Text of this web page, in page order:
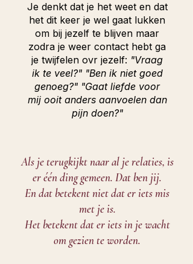
Je denkt dat je het weet en dat
het dit keer je wel gaat lukken
om bij jezelf te blijven maar
zodra je weer contact hebt ga
je twijfelen ovr jezelf: "Vraag
ik te veel?" "Ben ik niet goed
genoeg?" "Gaat liefde voor
mij ooit anders aanvoelen dan
pijn doen?"
Als je terugkijkt naar al je relaties, is
er één ding gemeen. Dat ben jij.
En dat betekent niet dat er iets mis
met je is.
Het betekent dat er iets in je wacht
om gezien te worden.